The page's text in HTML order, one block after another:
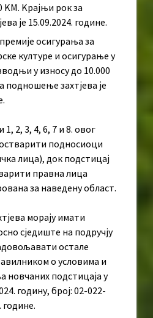
KМ. Kрајњи рок за
је 15.09.2024. године.
осигурања за
културе и осигурање у
у износу до 10.000
подношење захтјева је
2, 3, 4, 6, 7 и 8. овог
подносиоци
лица), док подстицај
правна лица
за наведену област.
морају имати
сједиште на подручју
остале
о условима и
новчаних подстицаја у
годину, број: 02-022-
године.